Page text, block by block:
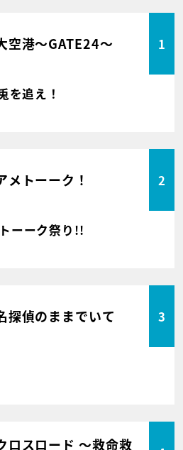
空港～GATE24～ 1
を追え！
メトーーク！ 2
ーーク祭り!!
探偵のままでいて 3
ロスロード ～救命救